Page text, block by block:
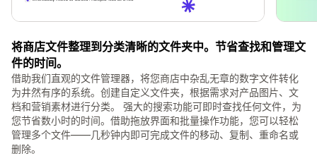
将商店文件整理到分类清晰的文件夹中。节省查找和管理文
件的时间。
借助我们直观的文件管理器，将您商店中杂乱无章的数字文件转化
为井然有序的系统。创建自定义文件夹，根据需求对产品图片、文
档和营销素材进行分类。 强大的搜索功能可即时查找任何文件，为
您节省数小时的时间。借助拖放界面和批量操作功能，您可以轻松
管理多个文件——几秒钟内即可完成文件的移动、复制、重命名或
删除。